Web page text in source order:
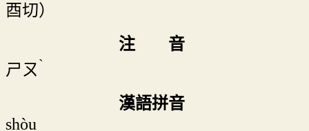
酉切）
注 音
ㄕㄡˋ
漢語拼音
shòu